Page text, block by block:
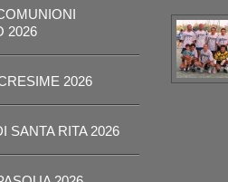
2026
2026
SANTA RITA 2026